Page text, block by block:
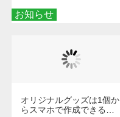
お知らせ
オリジナルグッズは1個か
らスマホで作成できる！